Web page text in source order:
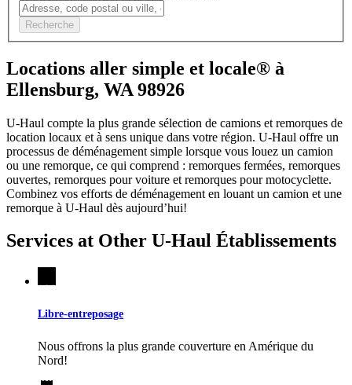
Recherche
Locations aller simple et locale® à
Ellensburg, WA 98926
U-Haul compte la plus grande sélection de camions et remorques de
location locaux et à sens unique dans votre région. U-Haul offre un
processus de déménagement simple lorsque vous louez un camion
ou une remorque, ce qui comprend : remorques fermées, remorques
ouvertes, remorques pour voiture et remorques pour motocyclette.
Combinez vos efforts de déménagement en louant un camion et une
remorque à U-Haul dès aujourd’hui!
Services at Other U-Haul Établissements
Libre-entreposage
Nous offrons la plus grande couverture en Amérique du
Nord!